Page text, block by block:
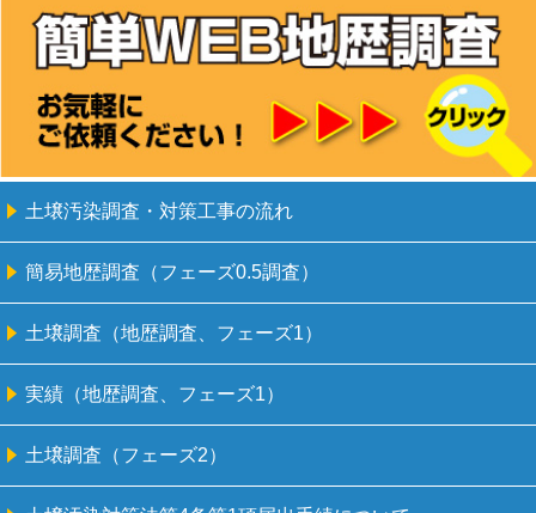
土壌汚染調査・対策工事の流れ
簡易地歴調査（フェーズ0.5調査）
土壌調査（地歴調査、フェーズ1）
実績（地歴調査、フェーズ1）
土壌調査（フェーズ2）